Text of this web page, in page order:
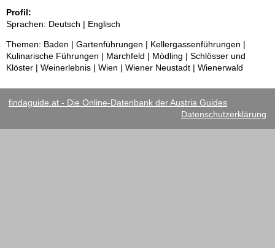
Profil:
Sprachen: Deutsch | Englisch
Themen: Baden | Gartenführungen | Kellergassenführungen |
Kulinarische Führungen | Marchfeld | Mödling | Schlösser und
Klöster | Weinerlebnis | Wien | Wiener Neustadt | Wienerwald
findaguide.at - Die Online-Datenbank der Austria Guides
Datenschutzerklärung